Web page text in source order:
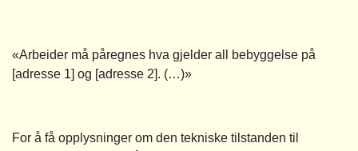
«Arbeider må påregnes hva gjelder all bebyggelse på
[adresse 1] og [adresse 2]. (…)»
For å få opplysninger om den tekniske tilstanden til